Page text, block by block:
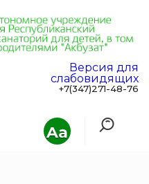
Aa
Версия для
слабовидящих
+7(347)271-48-76